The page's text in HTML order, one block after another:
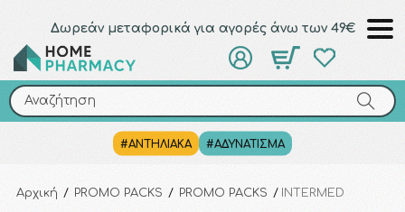
Δωρεάν μεταφορικά για αγορές άνω των 49€
Αναζήτηση
#ΑΝΤΗΛΙΑΚΑ #ΑΔΥΝΑΤΙΣΜΑ
Αναζήτηση
Αρχική / PROMO PACKS / PROMO PACKS / INTERMED